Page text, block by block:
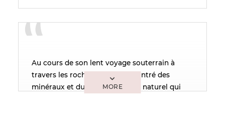
Au cours de son lent voyage souterrain à
travers les roches, l’eau a rencontré des
minéraux et du gaz carbonique naturel qui